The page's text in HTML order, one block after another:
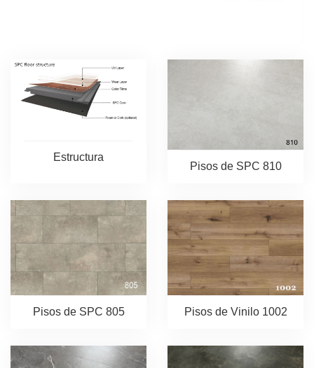
Estructura
Pisos de SPC 810
Pisos de SPC 805 Pisos de Vinilo 1002